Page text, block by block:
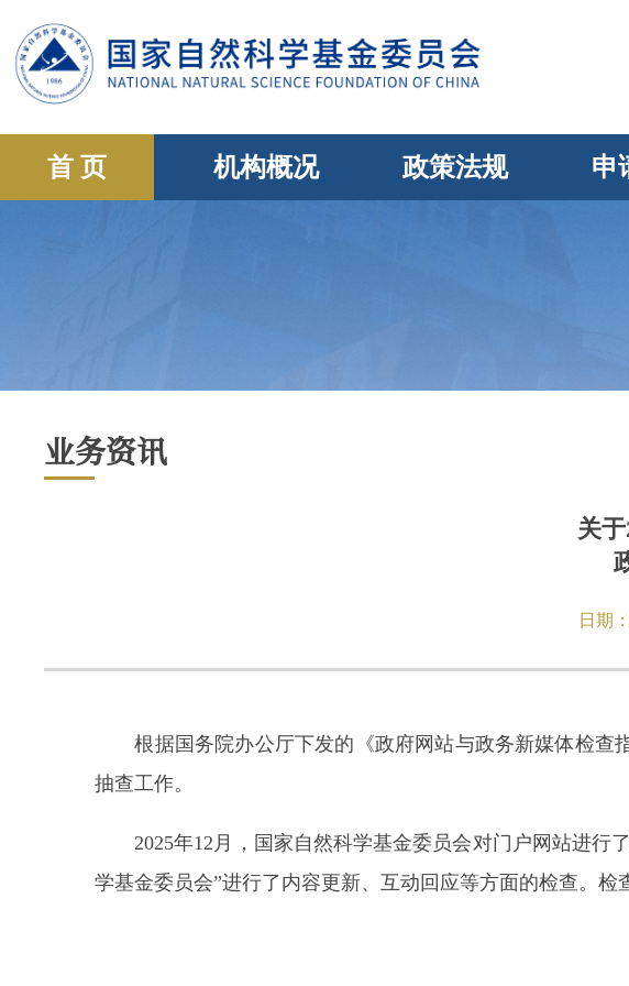
首 页 机构概况 政策法规 申
业务资讯
关
日期：
根据国务院办公厅下发的《政府网站与政务新媒体检查
抽查工作。
2025年12月，国家自然科学基金委员会对门户网站进行
学基金委员会”进行了内容更新、互动回应等方面的检查。检